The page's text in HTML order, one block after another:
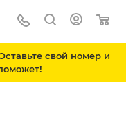
свой номер и